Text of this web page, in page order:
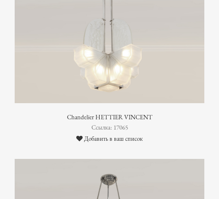
Chandelier HETTIER VINCENT
Ссылка: 17065
Добавить в ваш список